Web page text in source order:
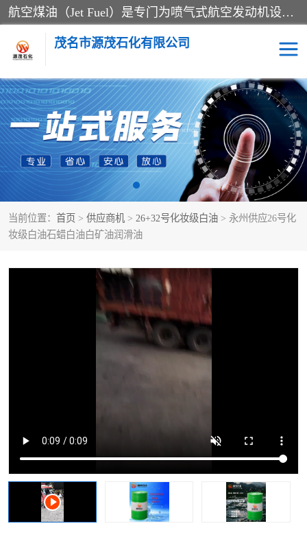
航空煤油（Jet Fuel）是专门为喷气式航空发动机设计的高纯度燃料，主要分为Jet A、Jet A-1和Jet B等类型。其特点是闪点高、低温流动性好，并添加了抗静电剂和抗氧化剂以确保飞行安全。航空煤油需
茂名市源茂石化有限公司
当前位置： 首页 > 供应商机 > 26+32号化妆级白油 > 永州供应26号化
妆级白油石蜡白油白矿油润滑油
RP3航空煤油 D20+D30溶剂油
D40+D60溶剂油 D80+D100溶剂油
6号+120号溶剂油 260号溶剂油
异构烷烃 天然乳胶
26+32号化妆级白油 46+68号化妆级白油